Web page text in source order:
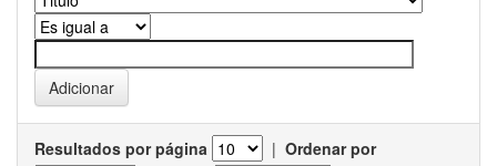
Resultados por página | Ordenar por